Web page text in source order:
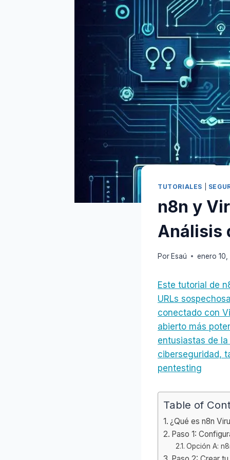
TUTORIALES
n8n y
Análisis
Por Esaú enero
Este tutorial de
URLs
conectado con
abierto más
entusiastas de
ciberseguridad,
pentesting
Table of
¿Qué es n8n
Paso 1:
Opción A: